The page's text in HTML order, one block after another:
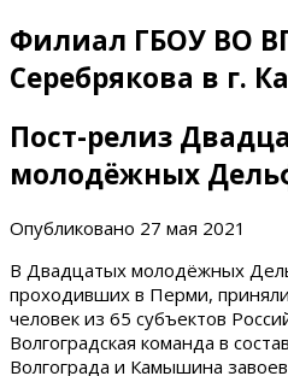
Филиал ГБОУ ВО
Серебрякова в г.
Пост-релиз
молодёжных
Опубликовано 27 мая 2021
В Двадцатых молодёжных
проходивших в Перми,
человек из 65 субъектов
Волгоградская команда в
Волгограда и Камышина